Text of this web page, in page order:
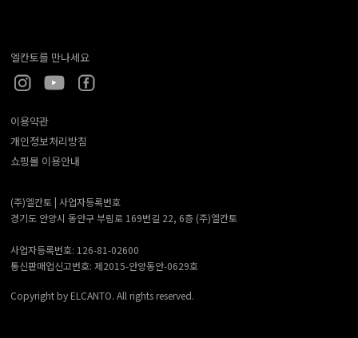
엘칸토를 만나세요
이용약관
개인정보처리방침
쇼핑몰 이용안내
(주)엘칸토 | 사업자등록번호
경기도 안양시 동안구 부림로 169번길 22, 6층 (주)엘칸토
사업자등록번호: 126-81-02600
통신판매업신고번호: 제2015-안양동안-0629호
Copyright by ELCANTO. All rights reserved.